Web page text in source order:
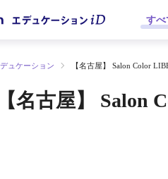
すべ
ュケーション 【名古屋】 Salon Color
【名古屋】 Salon